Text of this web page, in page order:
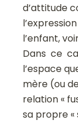
d’attitude
l’enfant,
Dans ce
l’espace
mère (ou
relation «
sa propre «